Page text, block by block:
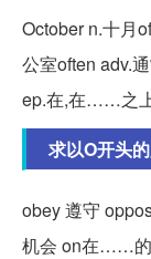
October n.十月
公室often adv.
ep.在,在……之上
求以O开头
obey 遵守
机会 on在……的